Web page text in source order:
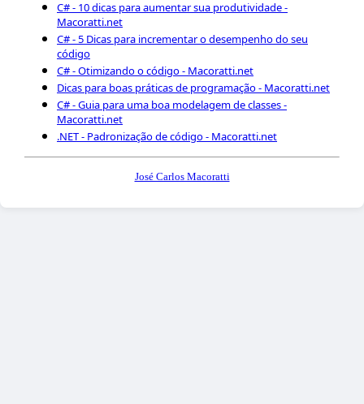
C# - 10 dicas para aumentar sua produtividade -
Macoratti.net
C# - 5 Dicas para incrementar o desempenho do seu
código
C# - Otimizando o código - Macoratti.net
Dicas para boas práticas de programação - Macoratti.net
C# - Guia para uma boa modelagem de classes -
Macoratti.net
.NET - Padronização de código - Macoratti.net
José Carlos Macoratti